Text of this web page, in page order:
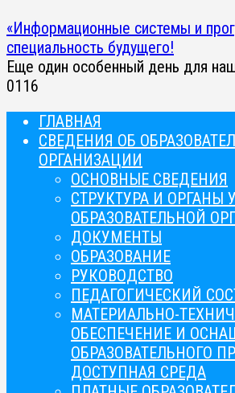
«Информационные системы и
специальность будущего!
Еще один особенный день для
0116
ГЛАВНАЯ
СВЕДЕНИЯ ОБ
ОРГАНИЗАЦИИ
ОСНОВНЫЕ СВЕДЕНИЯ
СТРУКТУРА И ОРГАНЫ
ОБРАЗОВАТЕЛЬНОЙ
ДОКУМЕНТЫ
ОБРАЗОВАНИЕ
РУКОВОДСТВО
ПЕДАГОГИЧЕСКИЙ
МАТЕРИАЛЬНО-
ОБЕСПЕЧЕНИЕ И
ОБРАЗОВАТЕЛЬНОГО
ДОСТУПНАЯ СРЕДА